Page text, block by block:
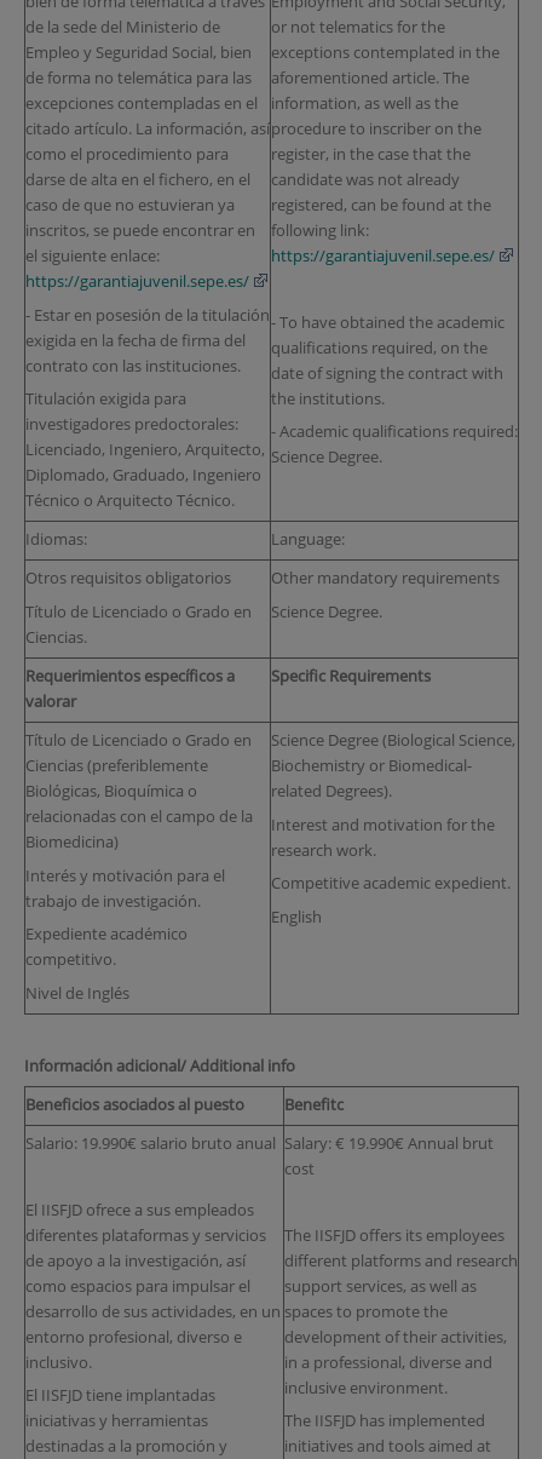
de la sede del Ministerio de
Empleo y Seguridad Social, bien
de forma no telemática para las
excepciones contempladas en el
citado artículo. La información, así
como el procedimiento para
darse de alta en el fichero, en el
caso de que no estuvieran ya
inscritos, se puede encontrar en
el siguiente enlace:
https://garantiajuvenil.sepe.es/
- Estar en posesión de la titulación
exigida en la fecha de firma del
contrato con las instituciones.
Titulación exigida para
investigadores predoctorales:
Licenciado, Ingeniero, Arquitecto,
Diplomado, Graduado, Ingeniero
Técnico o Arquitecto Técnico.
or not telematics for the
exceptions contemplated in the
aforementioned article. The
information, as well as the
procedure to inscriber on the
register, in the case that the
candidate was not already
registered, can be found at the
following link:
https://garantiajuvenil.sepe.es/
- To have obtained the academic
qualifications required, on the
date of signing the contract with
the institutions.
- Academic qualifications required:
Science Degree.
Idiomas:
Language:
Otros requisitos obligatorios
Título de Licenciado o Grado en
Ciencias.
Other mandatory requirements
Science Degree.
Requerimientos específicos a
valorar
Specific Requirements
Título de Licenciado o Grado en
Ciencias (preferiblemente
Biológicas, Bioquímica o
relacionadas con el campo de la
Biomedicina)
Interés y motivación para el
trabajo de investigación.
Expediente académico
competitivo.
Nivel de Inglés
Science Degree (Biological Science,
Biochemistry or Biomedical-
related Degrees).
Interest and motivation for the
research work.
Competitive academic expedient.
English
Información adicional/ Additional info
Beneficios asociados al puesto
Benefitc
Salario: 19.990€ salario bruto anual
El IISFJD ofrece a sus empleados
diferentes plataformas y servicios
de apoyo a la investigación, así
como espacios para impulsar el
desarrollo de sus actividades, en un
entorno profesional, diverso e
inclusivo.
El IISFJD tiene implantadas
iniciativas y herramientas
destinadas a la promoción y
Salary: € 19.990€ Annual brut
cost
The IISFJD offers its employees
different platforms and research
support services, as well as
spaces to promote the
development of their activities,
in a professional, diverse and
inclusive environment.
The IISFJD has implemented
initiatives and tools aimed at